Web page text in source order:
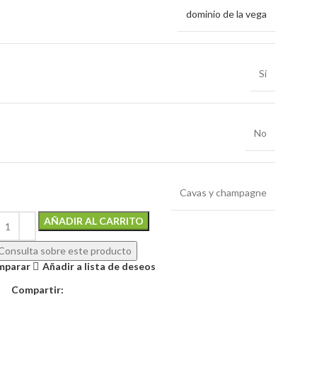
dominio de la vega
Sí
No
Cavas y champagne
AÑADIR AL CARRITO
sobre este producto
Añadir a lista de deseos
Compartir: